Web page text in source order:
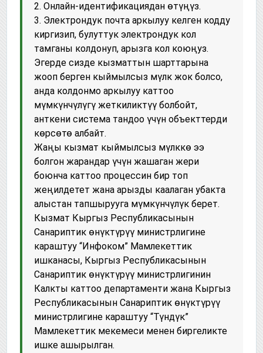
2. Онлайн-идентификациядан өтүңүз.
3. Электрондук почта аркылуу келген кодду
киргизип, булуттук электрондук кол
тамганы колдонуп, арызга кол коюңуз.
Эгерде сизде кызматтын шарттарына
жооп берген кыймылсыз мүлк жок болсо,
анда колдонмо аркылуу каттоо
мүмкүнчүлүгү жеткиликтүү болбойт,
анткени система тандоо үчүн объекттерди
көрсөтө албайт.
Жаңы кызмат кыймылсыз мүлккө ээ
болгон жарандар үчүн жашаган жери
боюнча каттоо процессин бир топ
жеңилдетет жана арызды каалаган убакта
алыстан тапшырууга мүмкүнчүлүк берет.
Кызмат Кыргыз Республикасынын
Санариптик өнүктүрүү министрлигине
караштуу “Инфоком” Мамлекеттик
ишканасы, Кыргыз Республикасынын
Санариптик өнүктүрүү министрлигинин
Калкты каттоо департаменти жана Кыргыз
Республикасынын Санариптик өнүктүрүү
министрлигине караштуу “Түндүк”
Мамлекеттик мекемеси менен биргеликте
ишке ашырылган.